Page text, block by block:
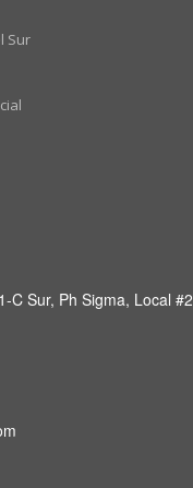
Sur
C Sur, Ph Sigma, Local #2